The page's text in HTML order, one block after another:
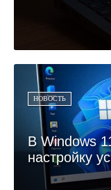
НОВОСТЬ
В Windows
настройку